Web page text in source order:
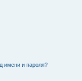
имени и пароля?